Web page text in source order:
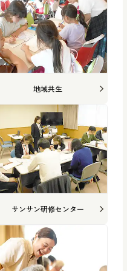
地域共生
サンサン研修センター